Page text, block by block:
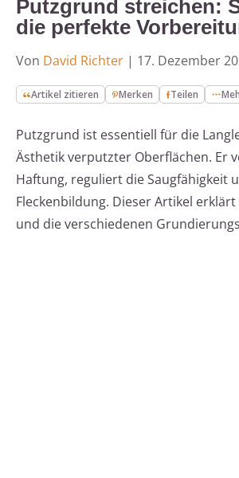
Putzgrund streichen:
die perfekte
Von David Richter | 17. Dezember
Artikel zitieren Merken Teilen
Putzgrund ist essentiell für die
Ästhetik verputzter Oberflächen. Er
Haftung, reguliert die Saugfähigkeit
Fleckenbildung. Dieser Artikel
und die verschiedenen